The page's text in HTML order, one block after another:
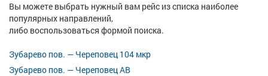
Вы можете выбрать нужный вам рейс из списка наиболее
популярных направлений,
либо воспользоваться формой поиска.
Зубарево пов. — Череповец 104 мкр
Зубарево пов. — Череповец АВ